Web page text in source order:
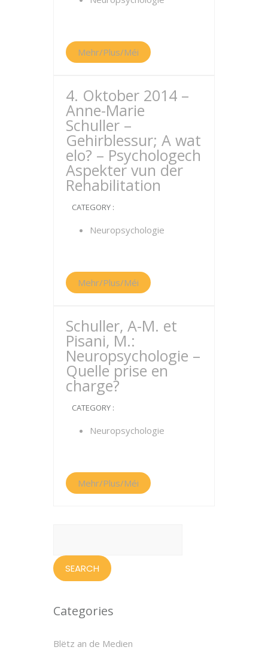
Mehr/Plus/Méi
4. Oktober 2014 –
Anne-Marie
Schuller –
Gehirblessur; A wat
elo? – Psychologech
Aspekter vun der
Rehabilitation
CATEGORY :
Neuropsychologie
Mehr/Plus/Méi
Schuller, A-M. et
Pisani, M.:
Neuropsychologie –
Quelle prise en
charge?
CATEGORY :
Neuropsychologie
Mehr/Plus/Méi
Categories
Blëtz an de Medien